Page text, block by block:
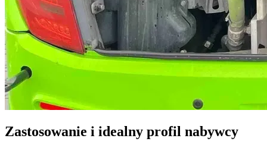
Zastosowanie i idealny profil nabywcy